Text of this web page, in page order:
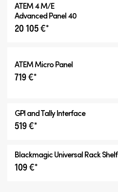
ATEM 4 M/E
Advanced Panel 40
20 105 €*
ATEM Micro Panel
719 €*
GPI and Tally Interface
519 €*
Blackmagic Universal Rack Shelf
109 €*